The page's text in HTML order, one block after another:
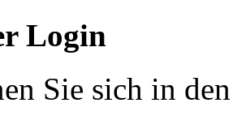
Login
Sie sich in